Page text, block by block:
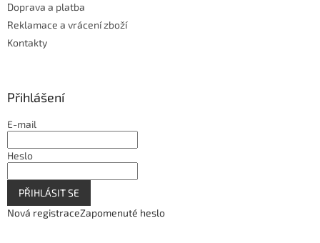
Doprava a platba
Reklamace a vrácení zboží
Kontakty
Přihlášení
E-mail
Heslo
PŘIHLÁSIT SE
Nová registraceZapomenuté heslo